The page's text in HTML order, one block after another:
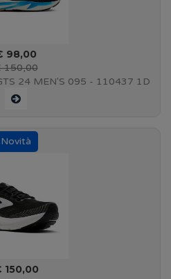
98,00
150,00
24 MEN'S 095 - 110437 1D
095
150,00